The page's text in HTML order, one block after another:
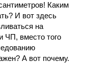
Каким
И вот здесь
на
ЧП, вместо того
А вот почему.